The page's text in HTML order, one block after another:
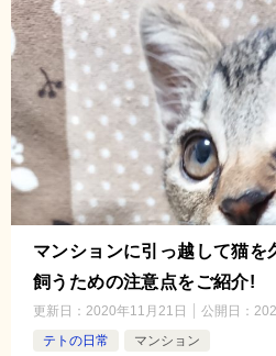
マンションに引っ越して猫を
飼うための注意点をご紹介!
更新日： 2020年11月21日 公開日：
テトの日常
マンション